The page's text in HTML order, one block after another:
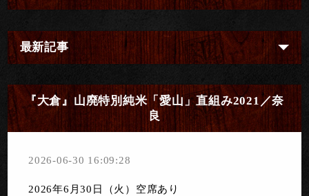
最新記事
『大倉』山廃特別純米「愛山」直組み2021／奈
良
2026-06-30 16:09:28
2026年6月30日（火）空席あり